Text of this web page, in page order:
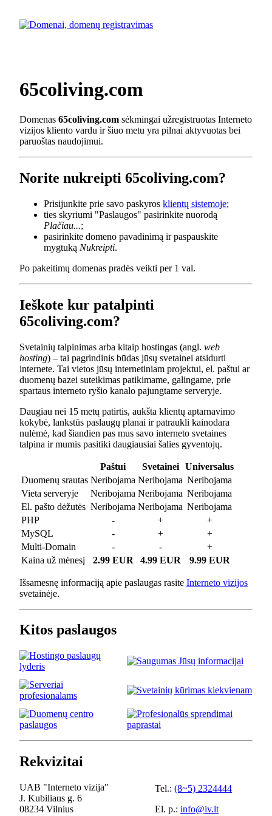
65coliving.com
Domenas 65coliving.com sėkmingai užregistruotas Interneto
vizijos kliento vardu ir šiuo metu yra pilnai aktyvuotas bei
paruoštas naudojimui.
Norite nukreipti 65coliving.com?
Prisijunkite prie savo paskyros klientų sistemoje;
ties skyriumi "Paslaugos" pasirinkite nuorodą
Plačiau...;
pasirinkite domeno pavadinimą ir paspauskite
mygtuką Nukreipti.
Po pakeitimų domenas pradės veikti per 1 val.
Ieškote kur patalpinti
65coliving.com?
Svetainių talpinimas arba kitaip hostingas (angl. web
hosting) – tai pagrindinis būdas jūsų svetainei atsidurti
internete. Tai vietos jūsų internetiniam projektui, el. paštui ar
duomenų bazei suteikimas patikimame, galingame, prie
spartaus interneto ryšio kanalo pajungtame serveryje.
Daugiau nei 15 metų patirtis, aukšta klientų aptarnavimo
kokybė, lankstūs paslaugų planai ir patraukli kainodara
nulėmė, kad šiandien pas mus savo interneto svetaines
talpina ir mumis pasitiki daugiausiai šalies gyventojų.
Paštui Svetainei
Universalus
Duomenų srautas Neribojama Neribojama Neribojama
Vieta serveryje
Neribojama Neribojama Neribojama
El. pašto dėžutės Neribojama Neribojama Neribojama
PHP
- +
+
MySQL
- +
+
Multi-Domain
- -
+
Kaina už mėnesį
2.99 EUR 4.99 EUR 9.99 EUR
Išsamesnę informaciją apie paslaugas rasite Interneto vizijos
svetainėje.
Kitos paslaugos
Rekvizitai
UAB "Interneto vizija"
J. Kubiliaus g. 6
08234 Vilnius
Tel.: (8~5) 2324444
El. p.: info@iv.lt